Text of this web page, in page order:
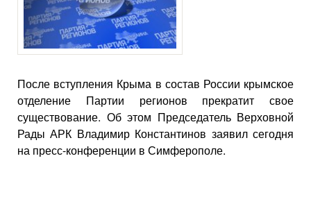
После вступления Крыма в состав России крымское
отделение Партии регионов прекратит свое
существование. Об этом Председатель Верховной
Рады АРК Владимир Константинов заявил сегодня
на пресс-конференции в Симферополе.